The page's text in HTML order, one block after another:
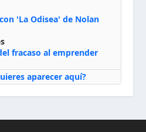
'La Odisea' de Nolan
fracaso al emprender
aparecer aquí?